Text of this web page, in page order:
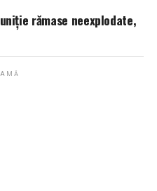
rămase neexplodate,